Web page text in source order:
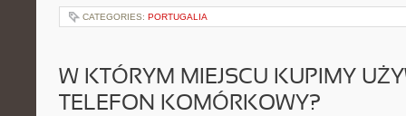
CATEGORIES: PORTUGALIA
W KTÓRYM MIEJSCU KUPIMY
TELEFON KOMÓRKOWY?